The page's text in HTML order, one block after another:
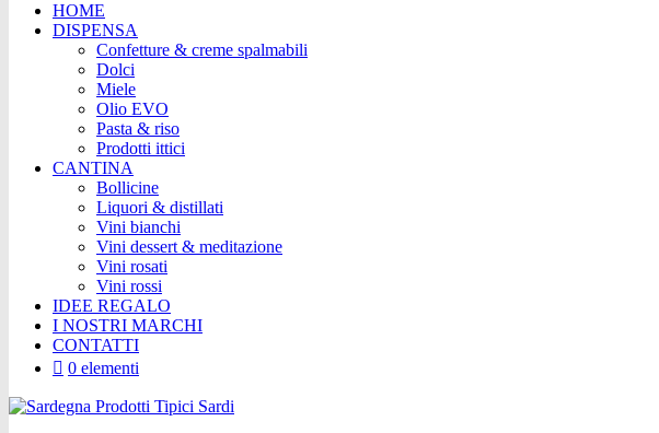
HOME
DISPENSA
Confetture & creme spalmabili
Dolci
Miele
Olio EVO
Pasta & riso
Prodotti ittici
CANTINA
Bollicine
Liquori & distillati
Vini bianchi
Vini dessert & meditazione
Vini rosati
Vini rossi
IDEE REGALO
I NOSTRI MARCHI
CONTATTI
0 elementi